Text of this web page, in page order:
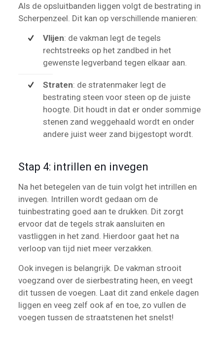
Als de opsluitbanden liggen volgt de bestrating in
Scherpenzeel. Dit kan op verschillende manieren:
Vlijen: de vakman legt de tegels
rechtstreeks op het zandbed in het
gewenste legverband tegen elkaar aan.
Straten: de stratenmaker legt de
bestrating steen voor steen op de juiste
hoogte. Dit houdt in dat er onder sommige
stenen zand weggehaald wordt en onder
andere juist weer zand bijgestopt wordt.
Stap 4: intrillen en invegen
Na het betegelen van de tuin volgt het intrillen en
invegen. Intrillen wordt gedaan om de
tuinbestrating goed aan te drukken. Dit zorgt
ervoor dat de tegels strak aansluiten en
vastliggen in het zand. Hierdoor gaat het na
verloop van tijd niet meer verzakken.
Ook invegen is belangrijk. De vakman strooit
voegzand over de sierbestrating heen, en veegt
dit tussen de voegen. Laat dit zand enkele dagen
liggen en veeg zelf ook af en toe, zo vullen de
voegen tussen de straatstenen het snelst!